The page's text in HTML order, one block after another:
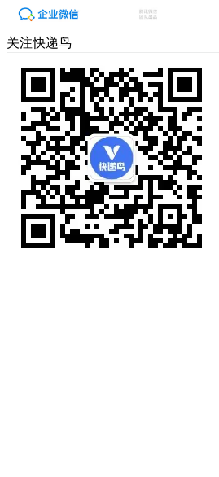
关注快递鸟